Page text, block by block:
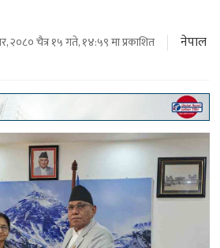
२०८० चैत्र १५ गते, १४:५९ मा प्रकाशित नेपाल